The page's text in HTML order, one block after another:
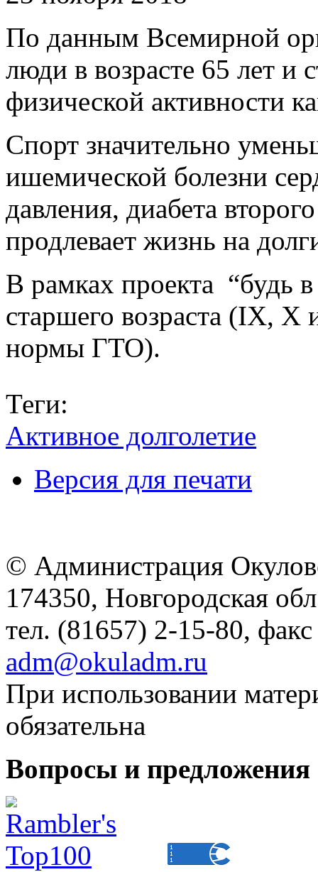
По данным Всемирной
люди в возрасте 65 лет и
физической активности
Спорт значительно
ишемической болезни
давления, диабета
продлевает жизнь на
В рамках проекта “будь
старшего возраста (IX, X
нормы ГТО).
Теги:
Активное долголетие
Версия для печати
© Администрация
174350, Новгородская
тел. (81657) 2-15-80,
adm@okuladm.ru
При использовании
обязательна
Вопросы и